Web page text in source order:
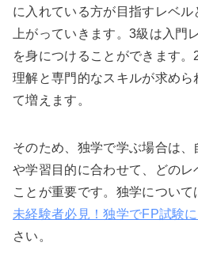
に入れている方が目指すレベ
上がっていきます。3級は入門
を身につけることができます
理解と専門的なスキルが求め
て増えます。
そのため、独学で学ぶ場合は
や学習目的に合わせて、どの
ことが重要です。独学について
未経験者必見！独学でFP試験
さい。